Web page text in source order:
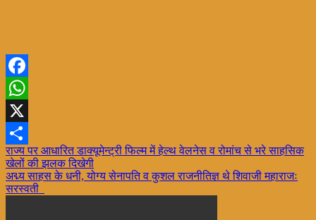
Facebook
WhatsApp
X
Share
Post
navigation
राज्य पर आधारित डाक्यूमेन्ट्री फिल्म में हेल्थ वेलनेस व रोमांच से भरे साहसिक
खेलों की झलक दिखेगी
अद्म्य साहस के धनी, योग्य सेनापति व कुशल राजनीतिज्ञ थे शिवाजी महाराजः
सरस्वती